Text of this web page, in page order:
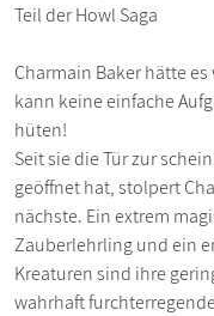
Teil der Howl Saga
Charmain Baker hätte
kann keine einfache
hüten!
Seit sie die Tür zur
geöffnet hat, stolpert
nächste. Ein extrem
Zauberlehrling und ein
Kreaturen sind ihre
wahrhaft